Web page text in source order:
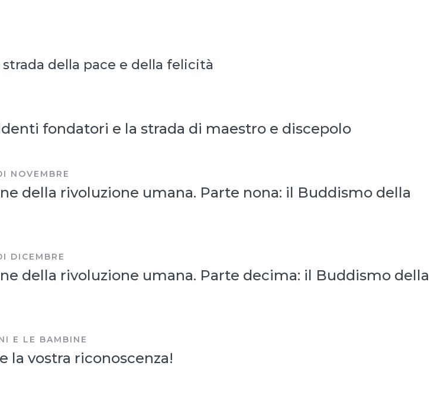
strada della pace e della felicità
fondatori e la strada di maestro e discepolo
NOVEMBRE
della rivoluzione umana. Parte nona: il Buddismo della
DICEMBRE
della rivoluzione umana. Parte decima: il Buddismo della
E LE BAMBINE
la vostra riconoscenza!